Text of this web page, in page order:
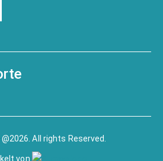
All rights Reserved.
von